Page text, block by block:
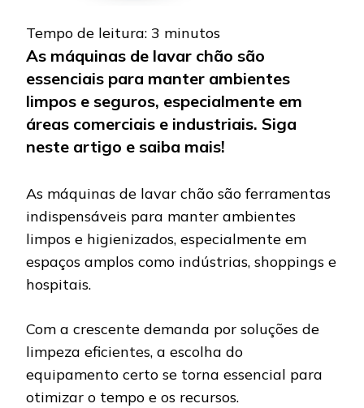
Tempo de leitura: 3 minutos
As máquinas de lavar chão são
essenciais para manter ambientes
limpos e seguros, especialmente em
áreas comerciais e industriais. Siga
neste artigo e saiba mais!
As máquinas de lavar chão são ferramentas
indispensáveis para manter ambientes
limpos e higienizados, especialmente em
espaços amplos como indústrias, shoppings e
hospitais.
Com a crescente demanda por soluções de
limpeza eficientes, a escolha do
equipamento certo se torna essencial para
otimizar o tempo e os recursos.